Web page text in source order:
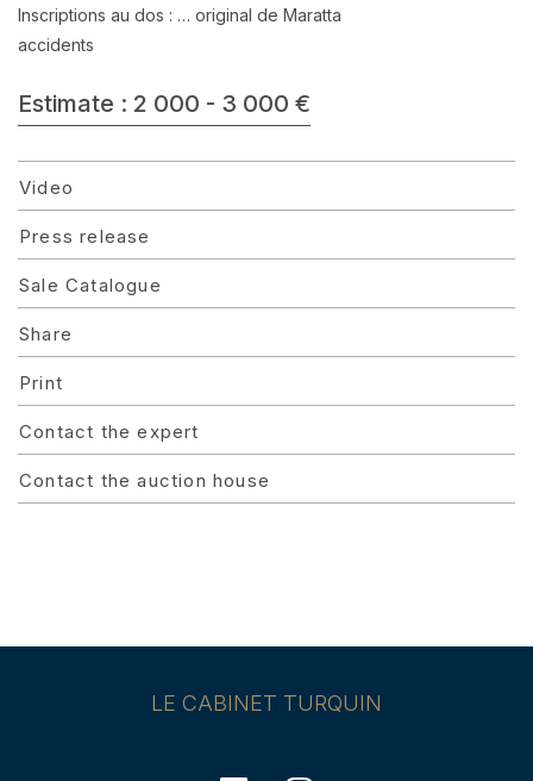
Inscriptions au dos : … original de Maratta
accidents
Estimate : 2 000 - 3 000 €
Video
Press release
Sale Catalogue
Share
Print
Contact the expert
Contact the auction house
LE CABINET TURQUIN